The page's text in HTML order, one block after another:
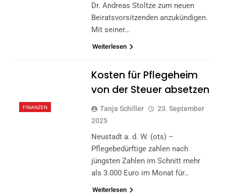
Dr. Andreas Stoltze zum neuen
Beiratsvorsitzenden anzukündigen.
Mit seiner…
Weiterlesen
FINANZEN
Kosten für Pflegeheim
von der Steuer absetzen
Tanja Schiller
23. September
2025
Neustadt a. d. W. (ots) –
Pflegebedürftige zahlen nach
jüngsten Zahlen im Schnitt mehr
als 3.000 Euro im Monat für…
Weiterlesen